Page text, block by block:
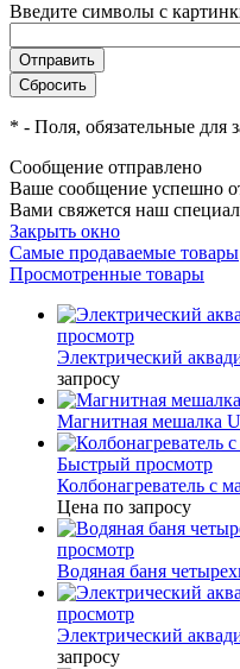
Введите символы с
* - Поля, обязательные для
Сообщение отправлено
Ваше сообщение успешно
Вами свяжется наш
Закрыть окно
Самые продаваемые товары
Просмотренные товары
просмотр
Электрический
запросу
Магнитная мешалка
Быстрый просмотр
Колбонагреватель с
Цена по запросу
просмотр
Водяная баня
просмотр
Электрический
запросу